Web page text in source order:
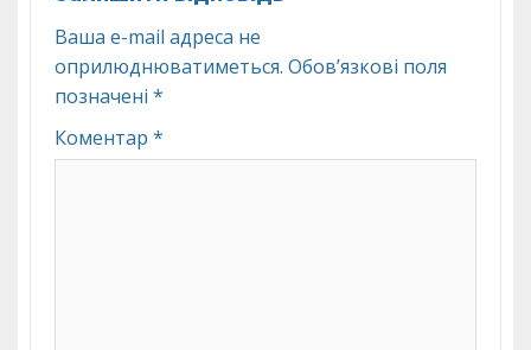
Ваша e-mail адреса не
оприлюднюватиметься. Обов’язкові поля
позначені *
Коментар *